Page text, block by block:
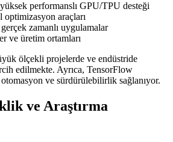
performanslı GPU/TPU desteği
araçları
zamanlı uygulamalar
ve üretim ortamları
ölçekli projelerde ve endüstride
edilmekte. Ayrıca, TensorFlow
ve sürdürülebilirlik sağlanıyor.
ve Araştırma